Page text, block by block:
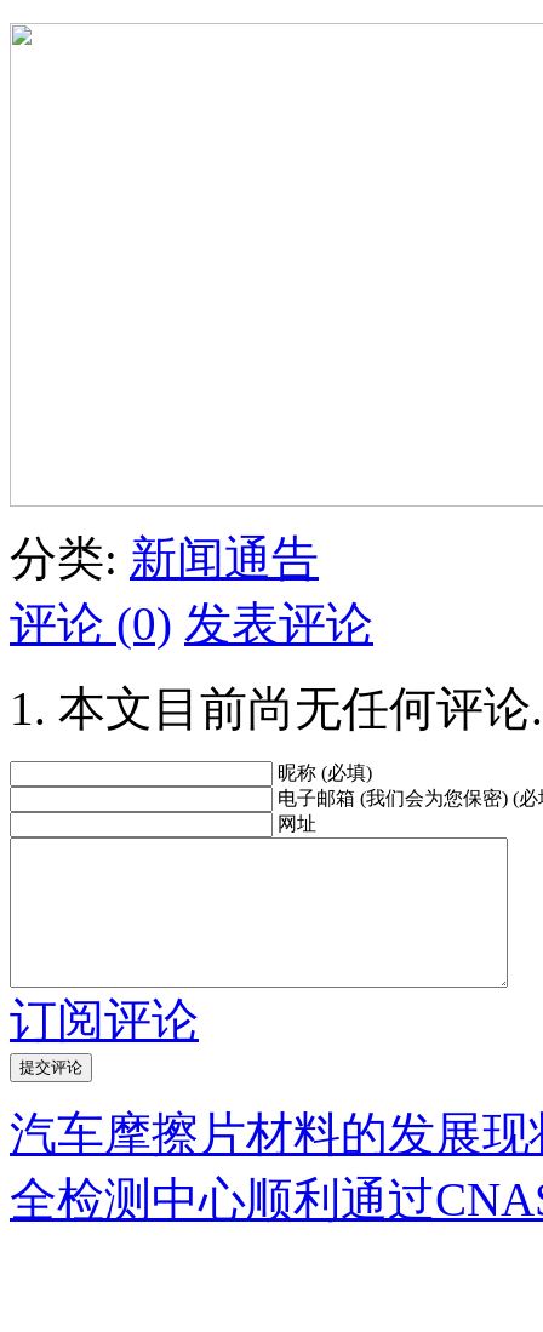
分类: 新闻通告
评论 (0) 发表评论
本文目前尚无任何评论.
昵称 (必填)
电子邮箱 (我们会为您保密) (必
网址
订阅评论
汽车摩擦片材料的发展
全检测中心顺利通过